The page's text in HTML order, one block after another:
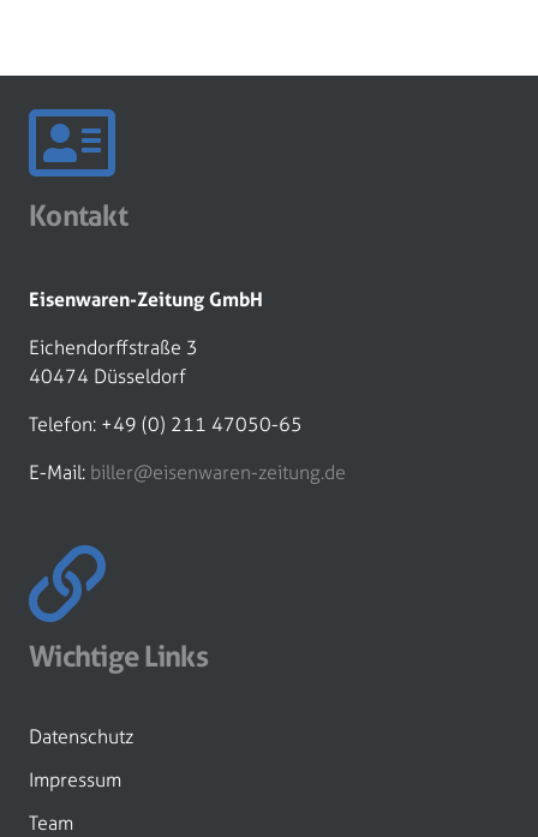
Kontakt
Eisenwaren-Zeitung GmbH
Eichendorffstraße 3
40474 Düsseldorf
Telefon: +49 (0) 211 47050-65
E-Mail: biller@eisenwaren-zeitung.de
Wichtige Links
Datenschutz
Impressum
Team